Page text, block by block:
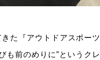
た『アウトドアスポーツ
も前のめりに”というクレ